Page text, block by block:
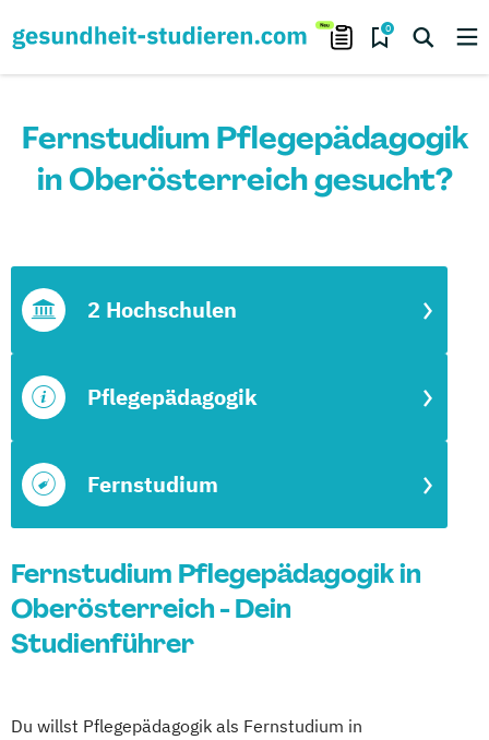
0
Fernstudium Pflegepädagogik
in Oberösterreich gesucht?
Fernstudium
Pflegepädagogik
2 Hochschulen
Fernstudium Pflegepädagogik in
Oberösterreich - Dein
Studienführer
Du willst Pflegepädagogik als Fernstudium in